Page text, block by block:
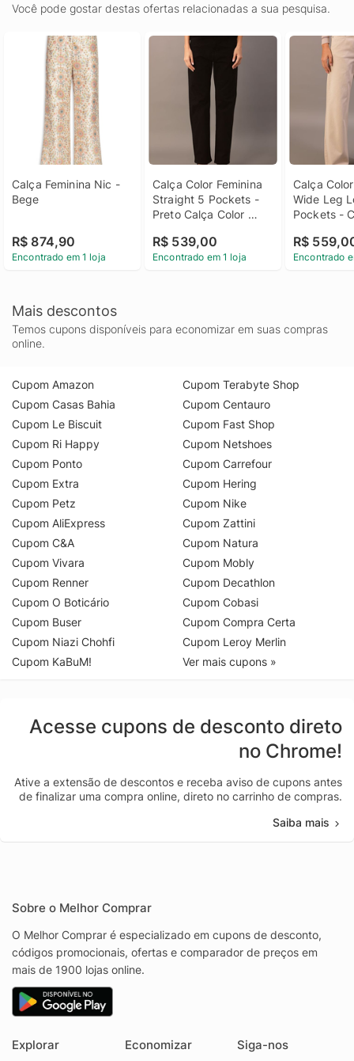
Você pode gostar destas ofertas relacionadas a sua pesquisa.
Calça Feminina Nic -
Bege
R$ 874,90
Encontrado em 1 loja
Calça Color Feminina
Straight 5 Pockets -
Preto Calça Color
Pockets Preto 38
R$ 539,00
Encontrado em 1 loja
Calça
Wide Leg
Pockets -
Wide Leg
Pockets
R$
Encontrado
Mais descontos
Temos cupons disponíveis para economizar em suas compras
online.
Cupom Amazon
Cupom Casas Bahia
Cupom Le Biscuit
Cupom Ri Happy
Cupom Ponto
Cupom Extra
Cupom Petz
Cupom AliExpress
Cupom C&A
Cupom Vivara
Cupom Renner
Cupom O Boticário
Cupom Buser
Cupom Niazi Chohfi
Cupom KaBuM!
Cupom Terabyte Shop
Cupom Centauro
Cupom Fast Shop
Cupom Netshoes
Cupom Carrefour
Cupom Hering
Cupom Nike
Cupom Zattini
Cupom Natura
Cupom Mobly
Cupom Decathlon
Cupom Cobasi
Cupom Compra Certa
Cupom Leroy Merlin
Ver mais cupons »
Acesse cupons de desconto direto
no Chrome!
Ative a extensão de descontos e receba aviso de cupons antes
de finalizar uma compra online, direto no carrinho de compras.
Saiba mais
Sobre o Melhor Comprar
O Melhor Comprar é especializado em cupons de desconto,
códigos promocionais, ofertas e comparador de preços em
mais de 1900 lojas online.
Explorar Economizar Siga-nos